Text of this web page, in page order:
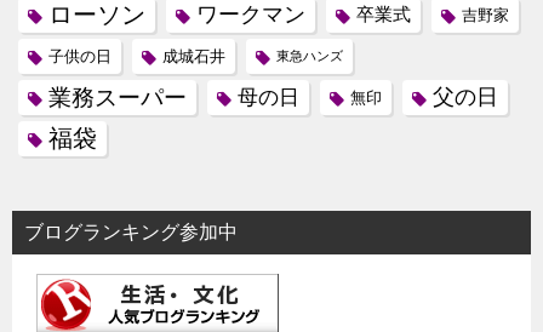
ローソン ワークマン 卒業式 吉野家
子供の日 成城石井 東急ハンズ
業務スーパー 母の日 無印 父の日
福袋
ブログランキング参加中